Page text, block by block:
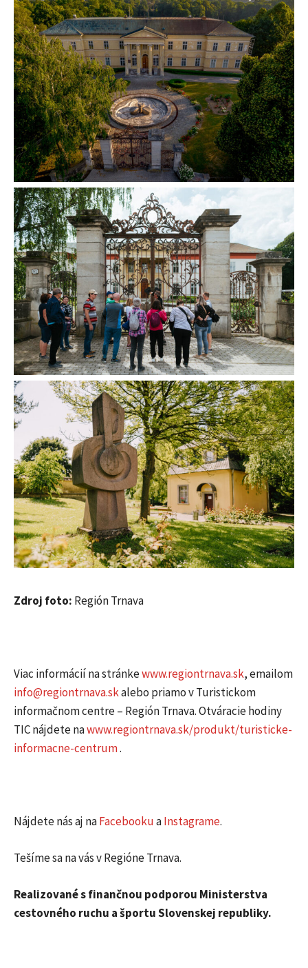
Zdroj foto: Región Trnava
Viac informácií na stránkewww.regiontrnava.sk, emailom
info@regiontrnava.skalebo priamo v Turistickom
informačnom centre – Región Trnava. Otváracie hodiny
TIC nájdete nawww.regiontrnava.sk/produkt/turisticke-
informacne-centrum.
Nájdete nás aj naFacebookuaInstagrame.
Tešíme sa na vás v Regióne Trnava.
Realizované s finančnou podporou Ministerstva
cestovného ruchu a športu Slovenskej republiky.